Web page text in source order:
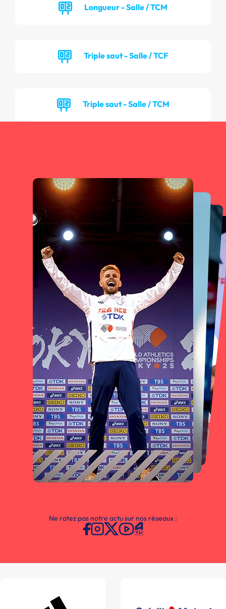
Longueur - Salle / TCM
Triple saut - Salle / TCF
Triple saut - Salle / TCM
Ne ratez pas notre actu sur nos réseaux :